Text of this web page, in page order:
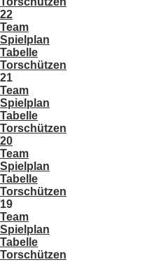
Team
Spielplan
Tabelle
Torschützen
Team
Spielplan
Tabelle
Torschützen
Team
Spielplan
Tabelle
Torschützen
Team
Spielplan
Tabelle
Torschützen